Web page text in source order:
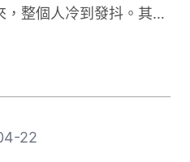
整個人冷到發抖。其實
溫很少跌破0度，但
面而來的強風會快速破
即使環境溫度有
22